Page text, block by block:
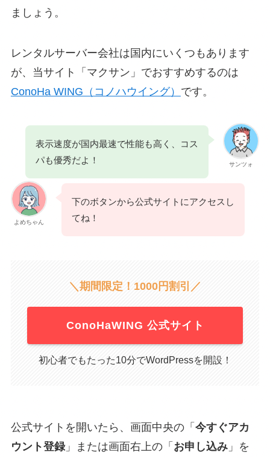
ましょう。
レンタルサーバー会社は国内にいくつもあります
が、当サイト「マクサン」でおすすめするのは
ConoHa WING（コノハウイング） です。
サンツォ
表示速度が国内最速で性能も高く、コス
パも優秀だよ！
よめちゃん
下のボタンから公式サイトにアクセスし
てね！
＼期間限定！1000円割引／
ConoHaWING 公式サイト
初心者でもたった10分でWordPressを開設！
公式サイトを開いたら、画面中央の「 今すぐアカ
ウント登録」または画面右上の「 お申し込み」を